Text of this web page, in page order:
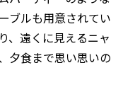
ブルも用意されてい
、遠くに見えるニャ
夕食まで思い思いの